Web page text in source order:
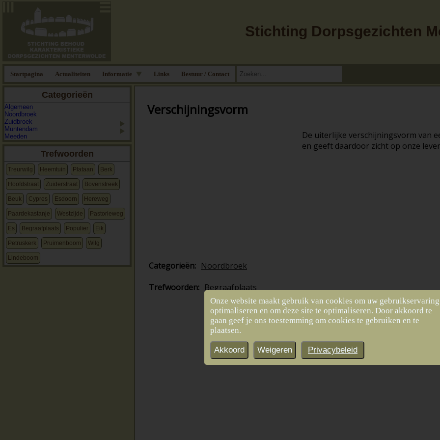
Stichting Dorpsgezichten
Startpagina Actualiteiten Informatie Links Bestuur / Contact
Categorieën
Algemeen
Noordbroek
Zuidbroek
Muntendam
Meeden
Trefwoorden
Treurwilg Heemtuin Plataan Berk
Hoofdstraat Zuiderstraat Bovenstreek
Beuk Cypres Esdoorn Hereweg
Paardekastanje Westzijde Pastorieweg
Es Begraafplaats Populier Eik
Petruskerk Pruimenboom Wilg
Lindeboom
Verschijningsvorm
De uiterlijke verschijningsvorm van
en geeft daardoor zicht op onze
Categorieën: Noordbroek
Trefwoorden: Begraafplaats
Volgende
Vorige
Onze website maakt gebruik van cookies om uw
optimaliseren en om deze site te optimaliseren. Door akkoord te
gaan geef je ons toestemming om cookies te gebruiken en te
plaatsen.
Akkoord Weigeren Privacybeleid